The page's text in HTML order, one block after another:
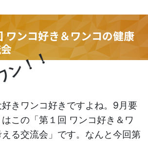
ワンコ好き＆ワンコの健康
！！
きワンコ好きですよね。9月要
この「第１回 ワンコ好き＆ワ
る交流会」です。なんと今回第